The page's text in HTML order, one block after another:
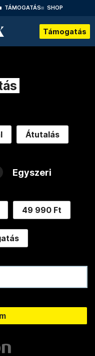
TÁMOGATÁS SHOP
Támogatás
Átutalás
Egyszeri
49 990 Ft